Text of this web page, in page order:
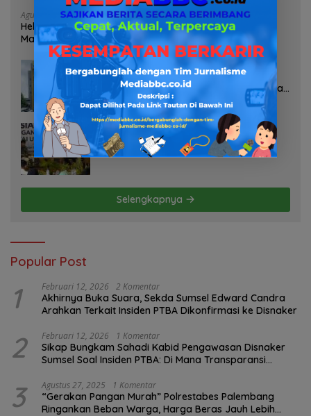
Agustus 7, 2026
Heboh Tumpukan Karung Diduga Pasir Timah di Pos AL
Manggar, Danlanal Babel: Masih Kami Dalami
Agustus 7, 2026
Pelayanan Kinerja Dan Transparansi
Sanksi P2TL PLN Dipertanyakan, Upaya
Konfirmasi GM PLN UID S2JB Terkesan
Tutup Mata
Agustus 7, 2026
Selamatkan Lahan Pertanian Brebes
dari Banjir, Kemendagri Dorong
Selengkapnya
Popular Post
1 Februari 12, 2026 2 Komentar
Akhirnya Buka Suara, Sekda Sumsel Edward Candra
Arahkan Terkait Insiden PTBA Dikonfirmasi ke Disnaker
2 Februari 12, 2026 1 Komentar
Sikap Bungkam Sahadi Kabid Pengawasan Disnaker
Sumsel Soal Insiden PTBA: Di Mana Transparansi
3 Agustus 27, 2025 1 Komentar
“Gerakan Pangan Murah” Polrestabes Palembang
Ringankan Beban Warga, Harga Beras Jauh Lebih